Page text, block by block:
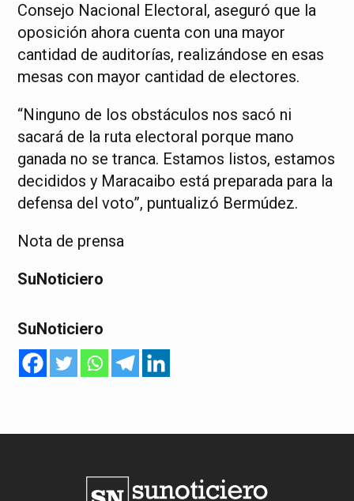
Consejo Nacional Electoral, aseguró que la
oposición ahora cuenta con una mayor
cantidad de auditorías, realizándose en esas
mesas con mayor cantidad de electores.
“Ninguno de los obstáculos nos sacó ni
sacará de la ruta electoral porque mano
ganada no se tranca. Estamos listos, estamos
decididos y Maracaibo está preparada para la
defensa del voto”, puntualizó Bermúdez.
Nota de prensa
SuNoticiero
SuNoticiero